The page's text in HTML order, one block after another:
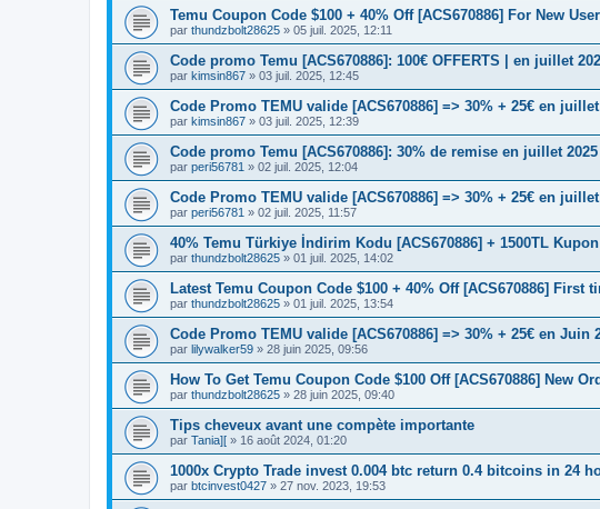
Temu Coupon Code $100 + 40% Off [ACS670886] For New
par thundzbolt28625 » 05 juil. 2025, 12:11
Code promo Temu [ACS670886]: 100€ OFFERTS | en juillet
par kimsin867 » 03 juil. 2025, 12:45
Code Promo TEMU valide [ACS670886] => 30% + 25€ en juillet
par kimsin867 » 03 juil. 2025, 12:39
Code promo Temu [ACS670886]: 30% de remise en juillet 2025
par peri56781 » 02 juil. 2025, 12:04
Code Promo TEMU valide [ACS670886] => 30% + 25€ en juillet
par peri56781 » 02 juil. 2025, 11:57
40% Temu Türkiye İndirim Kodu [ACS670886] + 1500TL
par thundzbolt28625 » 01 juil. 2025, 14:02
Latest Temu Coupon Code $100 + 40% Off [ACS670886] First
par thundzbolt28625 » 01 juil. 2025, 13:54
Code Promo TEMU valide [ACS670886] => 30% + 25€ en Juin
par lilywalker59 » 28 juin 2025, 09:56
How To Get Temu Coupon Code $100 Off [ACS670886] New
par thundzbolt28625 » 28 juin 2025, 09:40
Tips cheveux avant une compète importante
par Tania][ » 16 août 2024, 01:20
1000x Crypto Trade invest 0.004 btc return 0.4 bitcoins in 24
par btcinvest0427 » 27 nov. 2023, 19:53